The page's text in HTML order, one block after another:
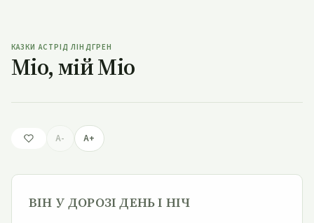
КАЗКИ АСТРІД ЛІНДГРЕН
Mio, мій Mio
A- A+
ВІН У ДОРОЗІ ДЕНЬ І НІЧ